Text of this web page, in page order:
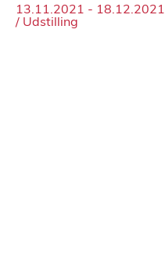
13.11.2021 - 18.12.2021
/ Udstilling